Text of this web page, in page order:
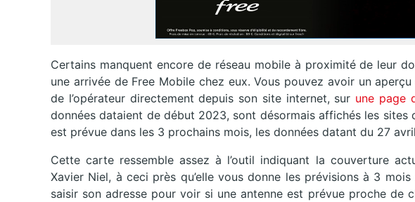
Certains manquent encore de réseau mobile à proximité de leur
une arrivée de Free Mobile chez eux. Vous pouvez avoir un
de l’opérateur directement depuis son site internet, sur une page
données dataient de début 2023, sont désormais affichés les sites
est prévue dans les 3 prochains mois, les données datant du 27
Cette carte ressemble assez à l’outil indiquant la couverture
Xavier Niel, à ceci près qu’elle vous donne les prévisions à 3
saisir son adresse pour voir si une antenne est prévue proche de